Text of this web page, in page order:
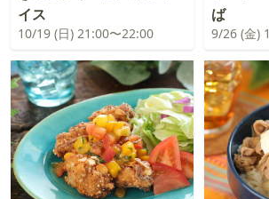
イス
10/19 (日) 21:00〜22:00
ば
9/26 (金)